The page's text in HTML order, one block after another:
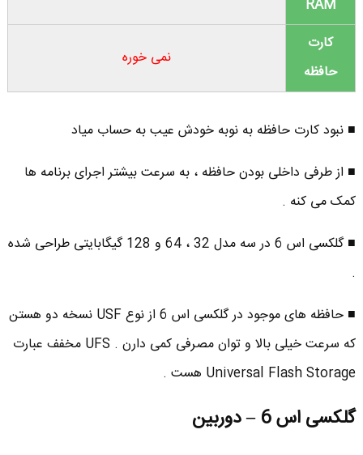
RAM
کارت
حافظه
نمی خوره
■ نبود کارت حافظه به نوبه خودش عیب به حساب میاد
■ از طرفی داخلی بودن حافظه ، به سرعت بیشتر اجرای برنامه ها
کمک می کنه .
■ گلکسی اس 6 در سه مدل 32 ، 64 و 128 گیگابایتی طراحی شده
.
■ حافظه های موجود در گلکسی اس 6 از نوع USF نسخه دو هستن
که سرعت خیلی بالا و توان مصرفی کمی دارن . UFS مخفف عبارت
Universal Flash Storage هست .
گلکسی اس 6 – دوربین